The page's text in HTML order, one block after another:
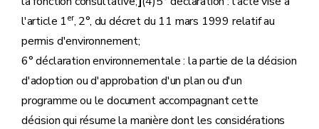
l'article 1er, 2°, du décret du 11 mars 1999 relatif au
permis d'environnement;
6° déclaration environnementale : la partie de la décision
d'adoption ou d'approbation d'un plan ou d'un
programme ou le document accompagnant cette
décision qui résume la manière dont les considérations